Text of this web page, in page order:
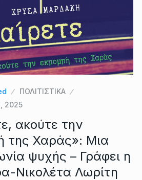
ΠΟΛΙΤΙΣΤΙΚΑ
2025
ακούτε την
της Χαράς»: Μια
ψυχής – Γράφει η
Νικολέτα Λωρίτη